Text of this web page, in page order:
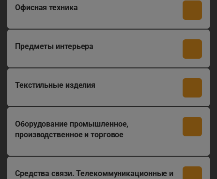
Офисная техника
Предметы интерьера
Текстильные изделия
Оборудование промышленное,
производственное и торговое
Средства связи. Телекоммуникационные и